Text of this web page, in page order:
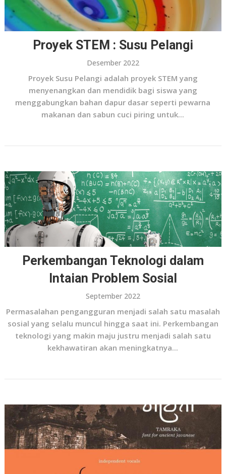
Proyek STEM : Susu Pelangi
Desember 2022
Proyek Susu Pelangi adalah proyek STEM yang
menyenangkan dan mendidik bagi siswa yang
menggabungkan bahan dapur dasar seperti pewarna
makanan dan sabun cuci piring untuk...
Perkembangan Teknologi dalam
Intaian Problem Sosial
September 2022
Permasalahan pengangguran menjadi salah satu masalah
sosial yang selalu muncul hingga saat ini. Perkembangan
teknologi yang makin maju justru menjadi salah satu
kekhawatiran akan meningkatnya...